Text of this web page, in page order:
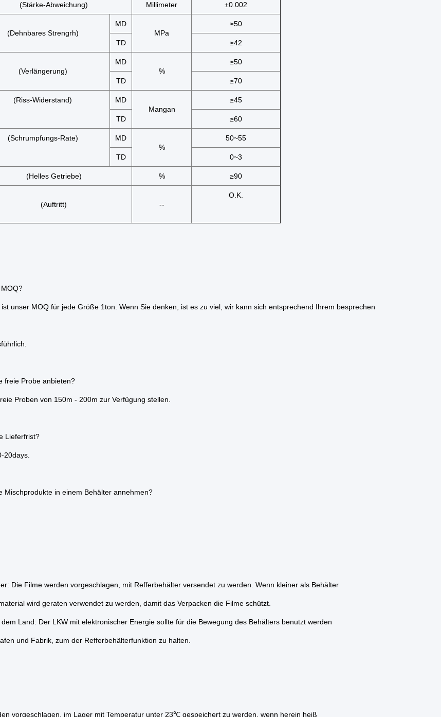
(Stärke-Abweichung) Millimeter ±0.002
(Dehnbares Strengrh)
MD
MPa
≥50
TD ≥42
(Verlängerung)
MD
%
≥50
TD ≥70
(Riss-Widerstand)
MD
Mangan
≥45
TD ≥60
(Schrumpfungs-Rate)
MD
%
50~55
TD 0~3
(Helles Getriebe) % ≥90
(Auftritt) --
O.K.
unser MOQ für jede Größe 1ton. Wenn Sie denken, ist es zu viel, wir kann sich entsprechend Ihrem besprechen
freie Probe anbieten?
Proben von 150m - 200m zur Verfügung stellen.
Lieferfrist?
20days.
Mischprodukte in einem Behälter annehmen?
Die Filme werden vorgeschlagen, mit Refferbehälter versendet zu werden. Wenn kleiner als Behälter
wird geraten verwendet zu werden, damit das Verpacken die Filme schützt.
Land: Der LKW mit elektronischer Energie sollte für die Bewegung des Behälters benutzt werden
und Fabrik, zum der Refferbehälterfunktion zu halten.
vorgeschlagen, im Lager mit Temperatur unter 23℃ gespeichert zu werden, wenn herein heiß